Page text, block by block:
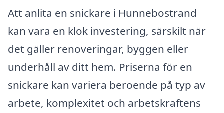
Att anlita en snickare i Hunnebostrand
kan vara en klok investering, särskilt när
det gäller renoveringar, byggen eller
underhåll av ditt hem. Priserna för en
snickare kan variera beroende på typ av
arbete, komplexitet och arbetskraftens